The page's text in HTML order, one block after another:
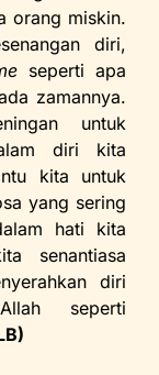
orang miskin.
diri,
seperti apa
zamannya.
untuk
diri kita
kita untuk
yang sering
hati kita
senantiasa
diri
seperti
)